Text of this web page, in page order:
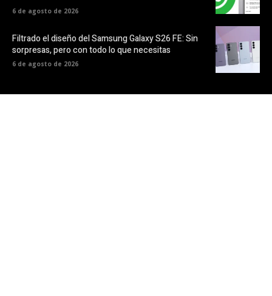
6 de agosto de 2026
Filtrado el diseño del Samsung Galaxy S26 FE: Sin
sorpresas, pero con todo lo que necesitas
6 de agosto de 2026